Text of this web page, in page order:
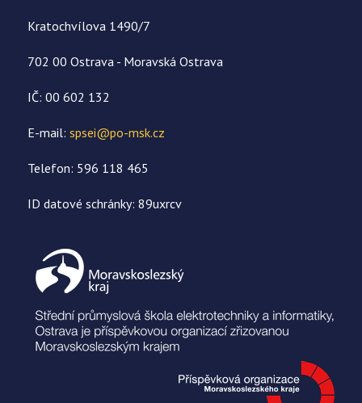
Kratochvílova 1490/7
702 00 Ostrava - Moravská Ostrava
IČ: 00 602 132
E-mail: spsei@po-msk.cz
Telefon: 596 118 465
ID datové schránky: 89uxrcv